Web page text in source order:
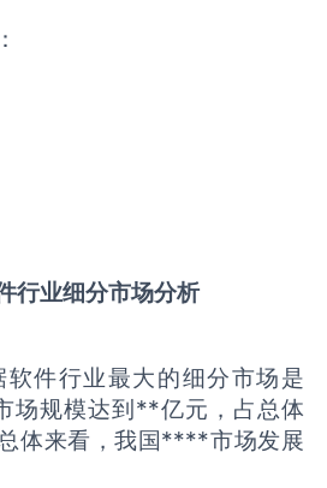
行业细分市场分析
件行业最大的细分市场是
规模达到**亿元，占总体
体来看，我国****市场发展